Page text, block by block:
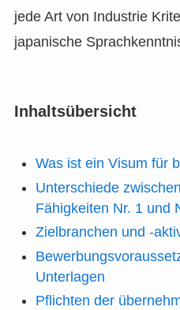
jede Art von Industrie
japanische
Inhaltsübersicht
Was ist ein Visum für
Unterschiede
Fähigkeiten Nr. 1 und
Zielbranchen und -
Unterlagen
Pflichten der